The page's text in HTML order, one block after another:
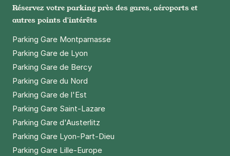
Réservez votre parking près des gares, aéroports et
autres points d'intérêts
Parking Gare Montparnasse
Parking Gare de Lyon
Parking Gare de Bercy
Parking Gare du Nord
Parking Gare de l'Est
Parking Gare Saint-Lazare
Parking Gare d'Austerlitz
Parking Gare Lyon-Part-Dieu
Parking Gare Lille-Europe